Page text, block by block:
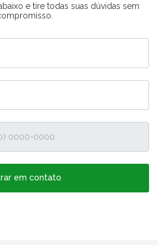
e tire todas suas dúvidas sem
em contato